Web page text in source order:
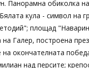
Панорамна обиколка
кула - символ на
площад
на Галер, построена
на окончателната
над персите;